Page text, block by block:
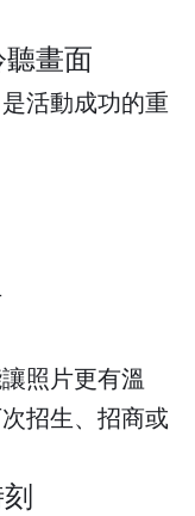
畫面
活動成功的重
照片更有溫
招生、招商或